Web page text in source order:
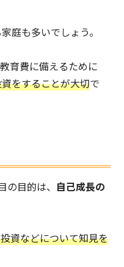
庭も多いでしょう。
育費に備えるために
をすることが大切で
目的は、 自己成長の
資などについて知見を